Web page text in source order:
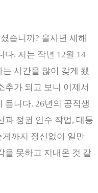
습니까? 을사년 새해
다. 저는 작년 12월 14
시간을 많이 갖게 됐
추가 되고 보니 이제서
듭니다. 26년의 공직생
과 정권 인수 작업 , 대통
까지 정신없이 일만
을 못하고 지내온 것 같